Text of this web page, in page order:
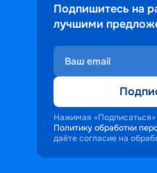
Подпишитесь на
лучшими
Нажимая
Политику обработки
даёте согласие на